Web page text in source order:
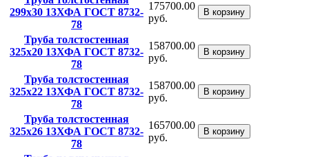
299x30 13ХФА ГОСТ 8732-
78
175700.00
руб.
В корзину
Труба толстостенная
325x20 13ХФА ГОСТ 8732-
78
158700.00
руб.
В корзину
Труба толстостенная
325x22 13ХФА ГОСТ 8732-
78
158700.00
руб.
В корзину
Труба толстостенная
325x26 13ХФА ГОСТ 8732-
78
165700.00
руб.
В корзину